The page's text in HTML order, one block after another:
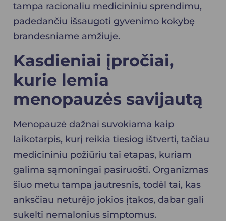
tampa racionaliu medicininiu sprendimu,
padedančiu išsaugoti gyvenimo kokybę
brandesniame amžiuje.
Kasdieniai įpročiai,
kurie lemia
menopauzės savijautą
Menopauzė dažnai suvokiama kaip
laikotarpis, kurį reikia tiesiog ištverti, tačiau
medicininiu požiūriu tai etapas, kuriam
galima sąmoningai pasiruošti. Organizmas
šiuo metu tampa jautresnis, todėl tai, kas
anksčiau neturėjo jokios įtakos, dabar gali
sukelti nemalonius simptomus.